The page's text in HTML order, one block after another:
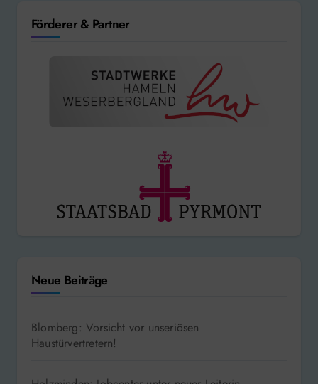
Förderer & Partner
Neue Beiträge
Blomberg: Vorsicht vor unseriösen
Haustürvertretern!